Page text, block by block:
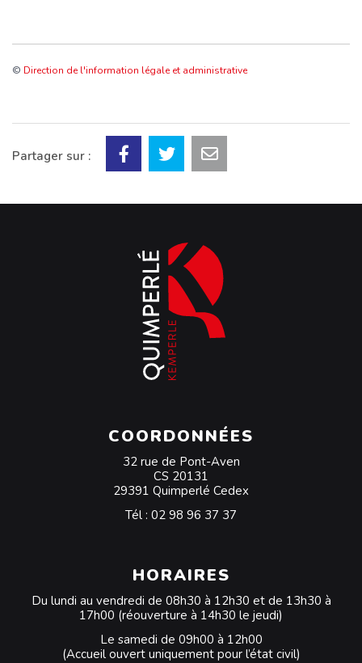
© Direction de l'information légale et administrative
Partager sur :
COORDONNÉES
32 rue de Pont-Aven
CS 20131
29391 Quimperlé Cedex
Tél : 02 98 96 37 37
HORAIRES
Du lundi au vendredi de 08h30 à 12h30 et de 13h30 à
17h00 (réouverture à 14h30 le jeudi)
Le samedi de 09h00 à 12h00
(Accueil ouvert uniquement pour l’état civil)